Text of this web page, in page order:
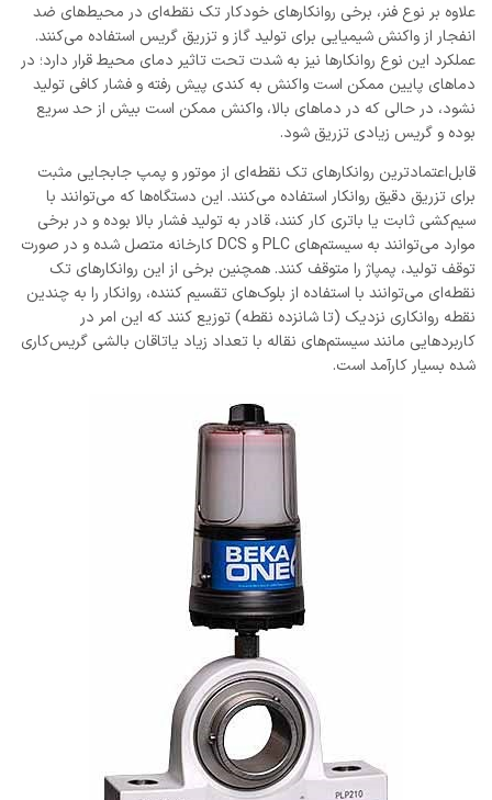
علاوه بر نوع فنر، برخی روانکارهای خودکار تک نقطه‌ای در محیط‌های ضد
انفجار از واکنش شیمیایی برای تولید گاز و تزریق گریس استفاده می‌کنند.
عملکرد این نوع روانکارها نیز به شدت تحت تاثیر دمای محیط قرار دارد؛ در
دماهای پایین ممکن است واکنش به کندی پیش رفته و فشار کافی تولید
نشود، در حالی که در دماهای بالا، واکنش ممکن است بیش از حد سریع
بوده و گریس زیادی تزریق شود.
قابل‌اعتمادترین روانکارهای تک نقطه‌ای از موتور و پمپ جابجایی مثبت
برای تزریق دقیق روانکار استفاده می‌کنند. این دستگاه‌ها که می‌توانند با
سیم‌کشی ثابت یا باتری کار کنند، قادر به تولید فشار بالا بوده و در برخی
موارد می‌توانند به سیستم‌های PLC و DCS کارخانه متصل شده و در صورت
توقف تولید، پمپاژ را متوقف کنند. همچنین برخی از این روانکارهای تک
نقطه‌ای می‌توانند با استفاده از بلوک‌های تقسیم کننده، روانکار را به چندین
نقطه روانکاری نزدیک (تا شانزده نقطه) توزیع کنند که این امر در
کاربردهایی مانند سیستم‌های نقاله با تعداد زیاد یاتاقان بالشی گریس‌کاری
شده بسیار کارآمد است.